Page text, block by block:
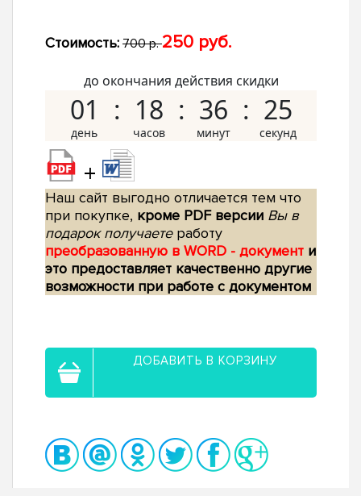
Стоимость: 700 р.250 руб.
до окончания действия скидки
01 18 36 24
+
Наш сайт выгодно отличается тем что
при покупке, кроме PDF версии Вы в
подарок получаетеработу
преобразованную в WORD - документ и
это предоставляет качественно другие
возможности при работе с документом
ДОБАВИТЬ В КОРЗИНУ